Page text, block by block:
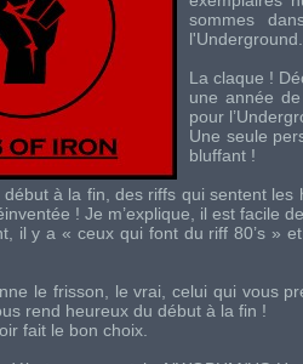
sommes
l'Underground.
La claque !
une année
pour
Une seule
bluffant !
à la fin, des riffs qui sentent les
! Je m’explique, il est facile
il y a « ceux qui font du riff 80’s »
le frisson, le vrai, celui qui vous
rend heureux du début à la fin !
fait le bon choix.